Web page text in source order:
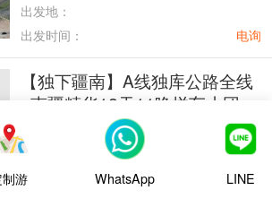
出发地：
出发时间：
电询
【独下疆南】A线独库公路全线
+南疆精华12天11晚拼车小团
（乌鲁木齐起喀什止）
跟团游
出发地：
出发时间：
电询
制游 WhatsApp LINE